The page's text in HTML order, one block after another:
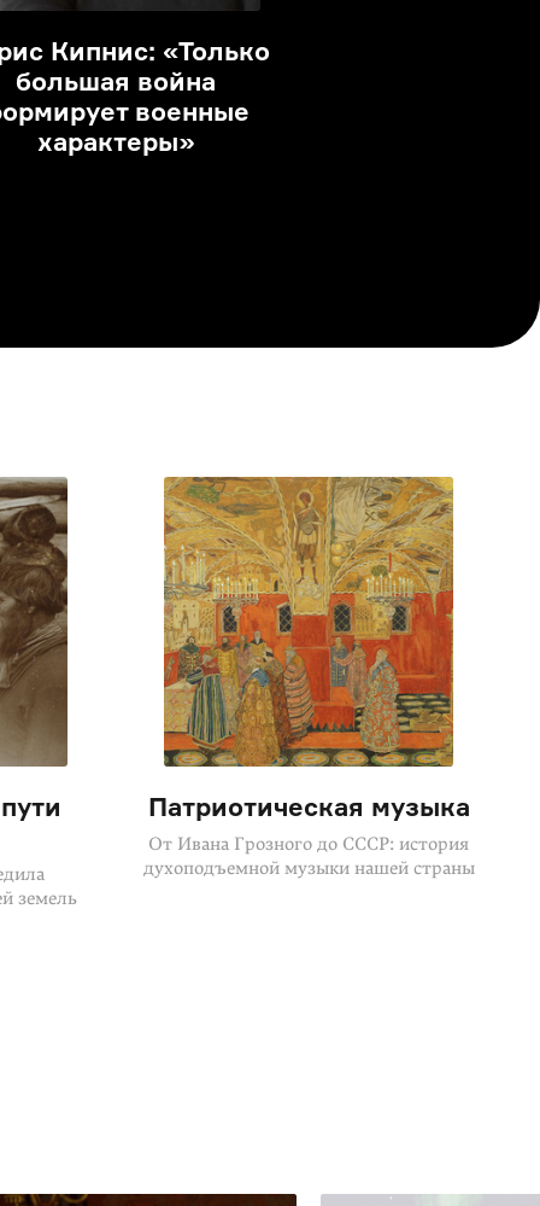
Кипнис: «Только
большая война
военные
характеры»
земель
Патриотическая музыка
От Ивана Грозного до СССР: история
духоподъемной музыки нашей страны